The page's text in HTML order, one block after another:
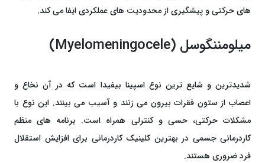
‌های حرکتی و پیشگیری از محدودیت ‌های عملکردی ایفا می‌ کند.
میلومننگوسل (Myelomeningocele)
شدیدترین و شایع ‌ترین نوع اسپینا بیفیدا است که در آن نخاع و
اعصاب از ستون فقرات بیرون می‌ زنند و آسیب می‌ بینند. این نوع با
مشکلات حرکتی، حسی و کنترلی همراه است. برنامه‌ های منظم
کاردرمانی جسمی در بهترین کلینیک کاردرمانی برای افزایش استقلال
فرد ضروری هستند.